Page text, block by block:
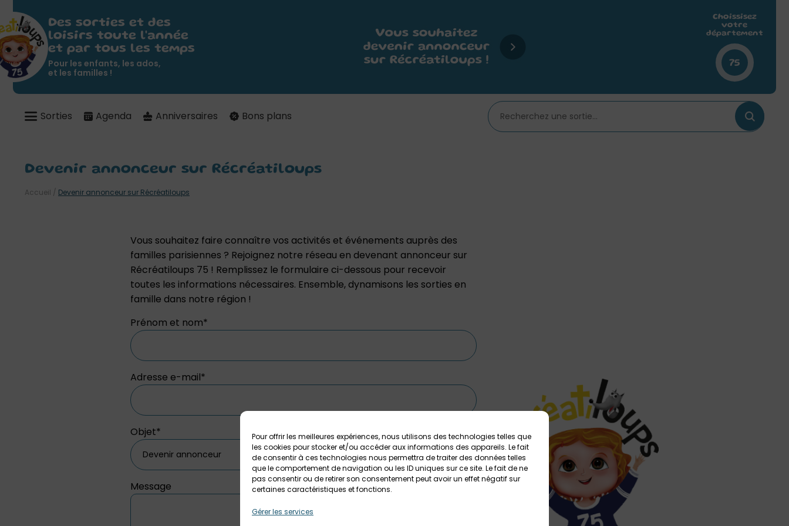
Pour offrir les meilleures expériences, nous utilisons des technologies telles que
les cookies pour stocker et/ou accéder aux informations des appareils. Le fait
de consentir à ces technologies nous permettra de traiter des données telles
que le comportement de navigation ou les ID uniques sur ce site. Le fait de ne
pas consentir ou de retirer son consentement peut avoir un effet négatif sur
certaines caractéristiques et fonctions.
Gérer les services
Des sorties et des
loisirs toute l'année
et par tous les temps
Pour les enfants, les ados,
et les familles !
Choissisez
votre
département
75
Sorties Agenda Anniversaires Bons plans
Devenir annonceur sur Récréatiloups
Accueil / Devenir annonceur sur Récréatiloups
Vous souhaitez faire connaître vos activités et événements auprès des
familles parisiennes ? Rejoignez notre réseau en devenant annonceur sur
Récréatiloups 75 ! Remplissez le formulaire ci-dessous pour recevoir
toutes les informations nécessaires. Ensemble, dynamisons les sorties en
famille dans notre région !
Prénom et nom*
Adresse e-mail*
Objet*
Message